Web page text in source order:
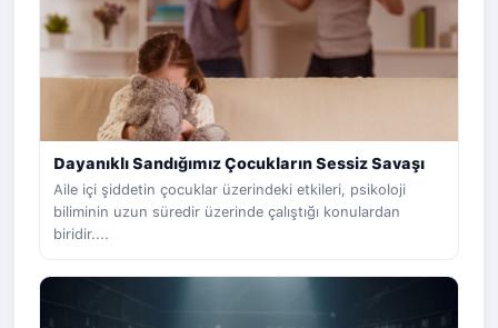
Dayanıklı Sandığımız Çocukların Sessiz Savaşı
Aile içi şiddetin çocuklar üzerindeki etkileri, psikoloji
biliminin uzun süredir üzerinde çalıştığı konulardan
biridir....